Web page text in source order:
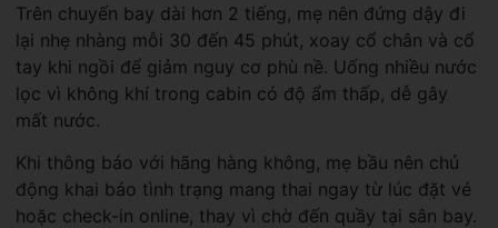
Trên chuyến bay dài hơn 2 tiếng, mẹ nên đứng dậy đi
lại nhẹ nhàng mỗi 30 đến 45 phút, xoay cổ chân và cổ
tay khi ngồi để giảm nguy cơ phù nề. Uống nhiều nước
lọc vì không khí trong cabin có độ ẩm thấp, dễ gây
mất nước.
Khi thông báo với hãng hàng không, mẹ bầu nên chủ
động khai báo tình trạng mang thai ngay từ lúc đặt vé
hoặc check-in online, thay vì chờ đến quầy tại sân bay.